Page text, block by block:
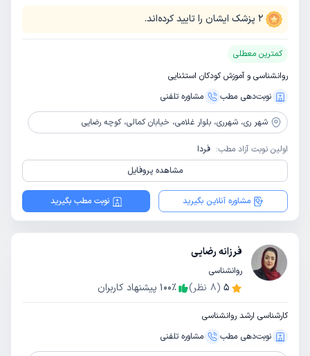
2 پزشک ایشان را تایید کرده‌اند.
کمترین معطلی
روانشناسی و آموزش کودکان استثنایی
نوبت‌دهی مطب
مشاوره‌ تلفنی
شهر ری، شهرری، بلوار غلامی، خیابان کمالی، کوچه رضایی
اولین نوبت آزاد مطب: فردا
مشاهده پروفایل
مشاوره آنلاین بگیرید نوبت مطب بگیرید
فرزانه رضایی
روانشناسی
5
(
8 نظر) 100٪ پیشنهاد کاربران
کارشناسی ارشد روانشناسی
نوبت‌دهی مطب
مشاوره‌ تلفنی